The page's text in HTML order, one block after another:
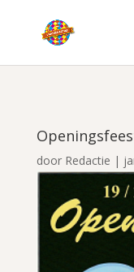
door Redactie |